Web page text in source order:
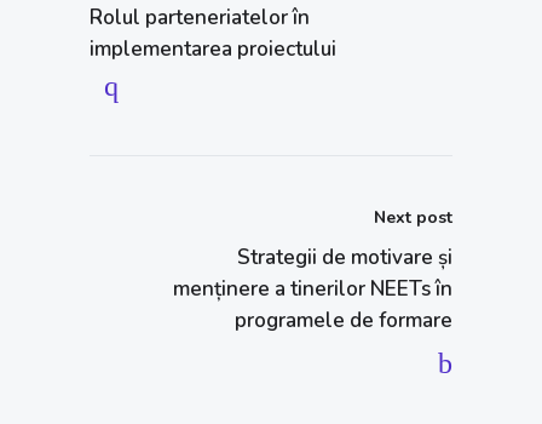
Rolul parteneriatelor în
implementarea proiectului
Next post
Strategii de motivare și
menținere a tinerilor NEETs în
programele de formare